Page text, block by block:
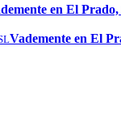
en El
Vademente en El